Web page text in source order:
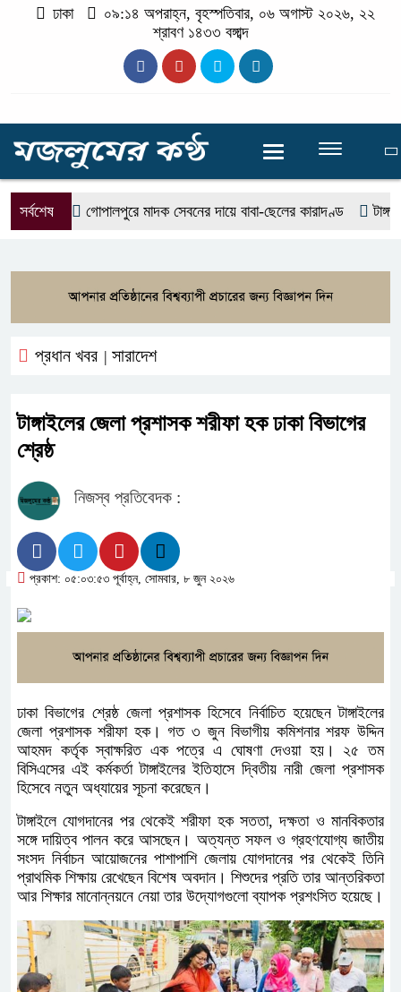
ঢাকা
০৯:১৪ অপরাহ্ন, বৃহস্পতিবার, ০৬ অগাস্ট ২০২৬, ২২
শ্রাবণ ১৪৩৩ বঙ্গাব্দ
সর্বশেষ গোপালপুরে মাদক সেবনের দায়ে বাবা-ছেলের কারাদণ্ড
প্রধান খবর | সারাদেশ
টাঙ্গাইলের জেলা প্রশাসক শরীফা হক ঢাকা বিভাগের
শ্রেষ্ঠ
নিজস্ব প্রতিবেদক :
প্রকাশ: ০৫:০৩:৫৩ পূর্বাহ্ন, সোমবার, ৮ জুন ২০২৬
ঢাকা বিভাগের শ্রেষ্ঠ জেলা প্রশাসক হিসেবে নির্বাচিত হয়েছেন টাঙ্গাইলের
জেলা প্রশাসক শরীফা হক। গত ৩ জুন বিভাগীয় কমিশনার শরফ উদ্দিন
আহমদ কর্তৃক স্বাক্ষরিত এক পত্রে এ ঘোষণা দেওয়া হয়। ২৫ তম
বিসিএসের এই কর্মকর্তা টাঙ্গাইলের ইতিহাসে দ্বিতীয় নারী জেলা প্রশাসক
হিসেবে নতুন অধ্যায়ের সূচনা করেছেন।
টাঙ্গাইলে যোগদানের পর থেকেই শরীফা হক সততা, দক্ষতা ও মানবিকতার
সঙ্গে দায়িত্ব পালন করে আসছেন। অত্যন্ত সফল ও গ্রহণযোগ্য জাতীয়
সংসদ নির্বাচন আয়োজনের পাশাপাশি জেলায় যোগদানের পর থেকেই তিনি
প্রাথমিক শিক্ষায় রেখেছেন বিশেষ অবদান। শিশুদের প্রতি তার আন্তরিকতা
আর শিক্ষার মানোন্নয়নে নেয়া তার উদ্যোগগুলো ব্যাপক প্রশংসিত হয়েছে।